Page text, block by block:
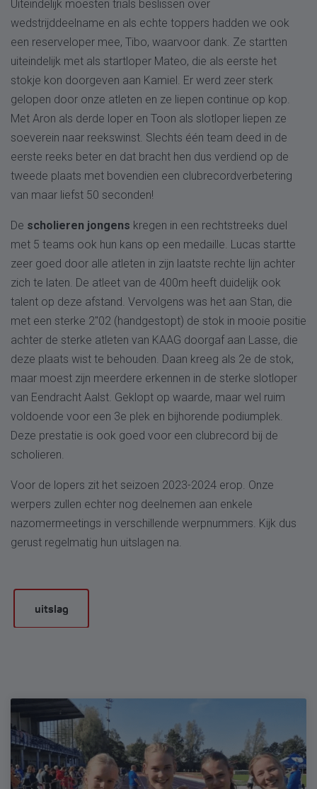
Uiteindelijk moesten trials beslissen over
wedstrijddeelname en als echte toppers hadden we ook
een reserveloper mee, Tibo, waarvoor dank. Ze startten
uiteindelijk met als startloper Mateo, die als eerste het
stokje kon doorgeven aan Kamiel. Er werd zeer sterk
gelopen door onze atleten en ze liepen continue op kop.
Met Aron als derde loper en Toon als slotloper liepen ze
soeverein naar reekswinst. Slechts één team deed in de
eerste reeks beter en dat bracht hen dus verdiend op de
tweede plaats met bovendien een clubrecordverbetering
van maar liefst 50 seconden!
De scholieren jongens kregen in een rechtstreeks duel
met 5 teams ook hun kans op een medaille. Lucas startte
zeer goed door alle atleten in zijn laatste rechte lijn achter
zich te laten. De atleet van de 400m heeft duidelijk ook
talent op deze afstand. Vervolgens was het aan Stan, die
met een sterke 2"02 (handgestopt) de stok in mooie positie
achter de sterke atleten van KAAG doorgaf aan Lasse, die
deze plaats wist te behouden. Daan kreeg als 2e de stok,
maar moest zijn meerdere erkennen in de sterke slotloper
van Eendracht Aalst. Geklopt op waarde, maar wel ruim
voldoende voor een 3e plek en bijhorende podiumplek.
Deze prestatie is ook goed voor een clubrecord bij de
scholieren.
Voor de lopers zit het seizoen 2023-2024 erop. Onze
werpers zullen echter nog deelnemen aan enkele
nazomermeetings in verschillende werpnummers. Kijk dus
gerust regelmatig hun uitslagen na.
uitslag